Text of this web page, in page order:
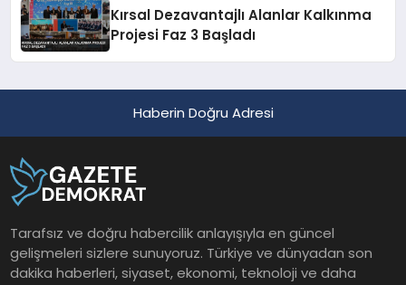
Kırsal Dezavantajlı Alanlar Kalkınma
Projesi Faz 3 Başladı
Haberin Doğru Adresi
Tarafsız ve doğru habercilik anlayışıyla en güncel
gelişmeleri sizlere sunuyoruz. Türkiye ve dünyadan son
dakika haberleri, siyaset, ekonomi, teknoloji ve daha